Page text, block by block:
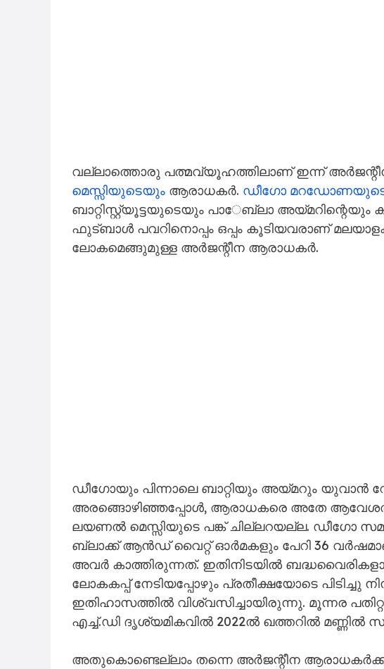
വല്ലാത്തൊരു പത്മവ്യൂഹത്തിലാണ് ഇന്ന്
മെസ്സിയുടെയും ആരാധകർ. ഡീഗോ
ബാറ്റിസ്റ്റ്യൂട്ടയുടെയും പാ​േബ്ലാ അയ്മറിന്റെയും
ഫുട്ബാൾ പവറിനൊപ്പം ഒപ്പം കൂടിയവരാണ്
ലോകമെങ്ങുമുള്ള അർജന്റീന ആരാധകർ.
ഡീഗോയും പിന്നാലെ ബാറ്റിയും അയ്മറും യുവാൻ
അരങ്ങൊഴിഞ്ഞപ്പോൾ, ആരാധകരെ അതേ
ലയണൽ മെസ്സിയുടെ പങ്ക് ചില്ലറയല്ല. ഡീഗോ
ബ്ലാക്ക് ആൻഡ് വൈറ്റ് ഓർമകളും പേറി 36
അവർ കാത്തിരുന്നത്. ഇതിനിടയിൽ
ലോകകപ്പ് നേടിയപ്പോഴും പ്രതീക്ഷയോടെ പിടിച്ചു
ഇതിഹാസത്തിൽ വിശ്വസിച്ചായിരുന്നു. മൂന്നര
എച്ച്.ഡി ദൃശ്യമികവിൽ 2022ൽ ഖത്തറിൽ മണ്ണിൽ
അതുകൊണ്ടെല്ലാം തന്നെ അർജന്റീന